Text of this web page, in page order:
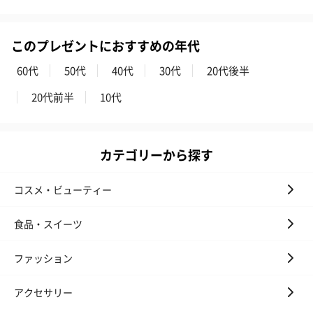
ハンドタオル・ハンカチを同梱してお届けいたします。ギフトへ
花束ハンドタオル（ピ
花束ハンドタ
キャンドル・お香を同梱してお届けいたします。
このプレゼントにおすすめの年代
60代 50代 40代 30代
20代後半
20代前半
10代
カテゴリーから探す
コスメ・ビューティー
食品・スイーツ
ファッション
アクセサリー